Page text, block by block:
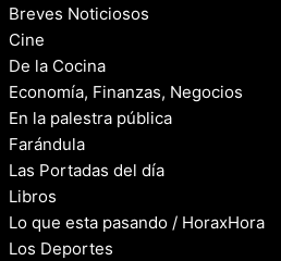
Breves Noticiosos
Cine
De la Cocina
Economía, Finanzas, Negocios
En la palestra pública
Farándula
Las Portadas del día
Libros
Lo que esta pasando / HoraxHora
Los Deportes